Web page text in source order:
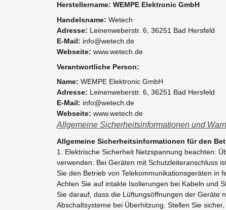
Herstellername: WEMPE Elektronic GmbH
Handelsname: Wetech
Adresse: Leinenweberstr. 6, 36251 Bad Hersfeld
E-Mail: info@wetech.de
Webseite: www.wetech.de
Verantwortliche Person:
Name: WEMPE Elektronic GmbH
Adresse: Leinenweberstr. 6, 36251 Bad Hersfeld
E-Mail: info@wetech.de
Webseite: www.wetech.de
Allgemeine Sicherheitsinformationen und
Allgemeine Sicherheitsinformationen für den
1. Elektrische Sicherheit Netzspannung beachten:
verwenden: Bei Geräten mit Schutzleiteranschluss
Sie den Betrieb von Telekommunikationsgeräten in
Achten Sie auf intakte Isolierungen bei Kabeln und
Sie darauf, dass die Lüftungsöffnungen der Geräte
Abschaltsysteme bei Überhitzung. Stellen Sie